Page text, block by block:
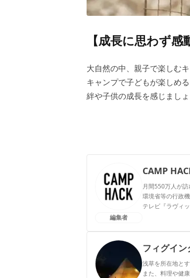
【成長に思わず
大自然の中、親子で楽しむ
キャンプで子どもが楽しめ
絆や子供の成長を感じましょ
編集者
CAMP
月間550万人が
環境省等の行政
テレビ『ラヴィ
フィグイン
浅草を所在地と
また、料理や健